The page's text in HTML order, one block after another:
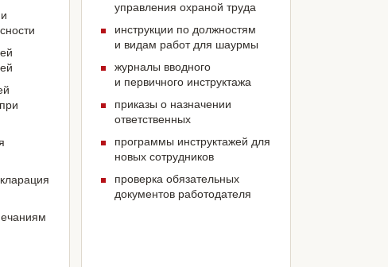
управления охраной труда
инструкции по должностям
и видам работ для шаурмы
журналы вводного
и первичного инструктажа
приказы о назначении
ответственных
программы инструктажей для
новых сотрудников
проверка обязательных
документов работодателя